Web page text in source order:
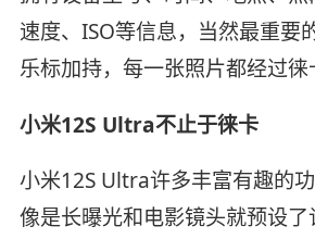
速度、ISO等信息，当然最重要
乐标加持，每一张照片都经过徕
小米12S Ultra不止于徕卡
小米12S Ultra许多丰富有趣的功
像是长曝光和电影镜头就预设了